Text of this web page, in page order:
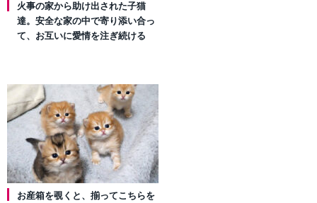
火事の家から助け出された子猫
達。安全な家の中で寄り添い合っ
て、お互いに愛情を注ぎ続ける
お産箱を覗くと、揃ってこちらを